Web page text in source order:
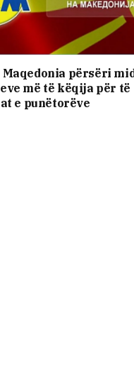
Maqedonia përsëri
më të këqija për të
e punëtorëve